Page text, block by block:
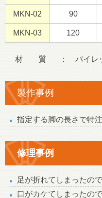
MKN-02 90
MKN-03 120
材 質 ： パイレッ
製作事例
指定する脚の長さで特
修理事例
足が折れてしまったの
口がカケてしまったの